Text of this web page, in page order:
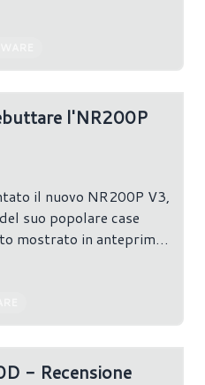
l'NR200P
il nuovo NR200P V3,
suo popolare case
mostrato in anteprima
Vegas.
- Recensione